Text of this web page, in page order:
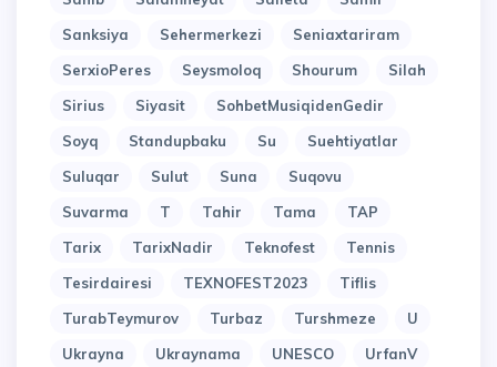
Sanksiya
Sehermerkezi
Seniaxtariram
SerxioPeres
Seysmoloq Shourum
Silah
Sirius
Siyasit
SohbetMusiqidenGedir
Soyq
Standupbaku Su
Suehtiyatlar
Suluqar
Sulut Suna
Suqovu
Suvarma
T Tahir Tama
TAP
Tarix
TarixNadir Teknofest
Tennis
Tesirdairesi
TEXNOFEST2023
Tiflis
TurabTeymurov
Turbaz Turshmeze
U
Ukrayna
Ukraynama UNESCO
UrfanV